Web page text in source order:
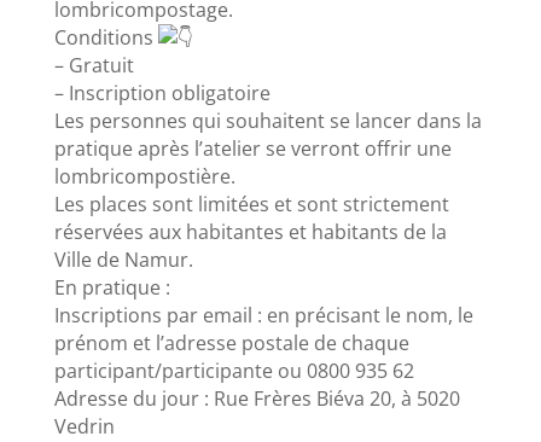
lombricompostage.
Conditions
– Gratuit
– Inscription obligatoire
Les personnes qui souhaitent se lancer dans la
pratique après l’atelier se verront offrir une
lombricompostière.
Les places sont limitées et sont strictement
réservées aux habitantes et habitants de la
Ville de Namur.
En pratique :
Inscriptions par email : en précisant le nom, le
prénom et l’adresse postale de chaque
participant/participante ou 0800 935 62
Adresse du jour : Rue Frères Biéva 20, à 5020
Vedrin